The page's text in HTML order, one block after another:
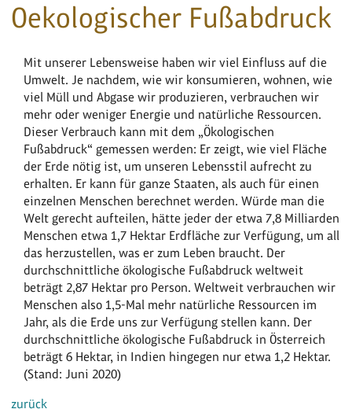
Oekologischer Fußabdruck
Mit unserer Lebensweise haben wir viel Einfluss auf die
Umwelt. Je nachdem, wie wir konsumieren, wohnen, wie
viel Müll und Abgase wir produzieren, verbrauchen wir
mehr oder weniger Energie und natürliche Ressourcen.
Dieser Verbrauch kann mit dem „Ökologischen
Fußabdruck“ gemessen werden: Er zeigt, wie viel Fläche
der Erde nötig ist, um unseren Lebensstil aufrecht zu
erhalten. Er kann für ganze Staaten, als auch für einen
einzelnen Menschen berechnet werden. Würde man die
Welt gerecht aufteilen, hätte jeder der etwa 7,8 Milliarden
Menschen etwa 1,7 Hektar Erdfläche zur Verfügung, um all
das herzustellen, was er zum Leben braucht. Der
durchschnittliche ökologische Fußabdruck weltweit
beträgt 2,87 Hektar pro Person. Weltweit verbrauchen wir
Menschen also 1,5-Mal mehr natürliche Ressourcen im
Jahr, als die Erde uns zur Verfügung stellen kann. Der
durchschnittliche ökologische Fußabdruck in Österreich
beträgt 6 Hektar, in Indien hingegen nur etwa 1,2 Hektar.
(Stand: Juni 2020)
zurück